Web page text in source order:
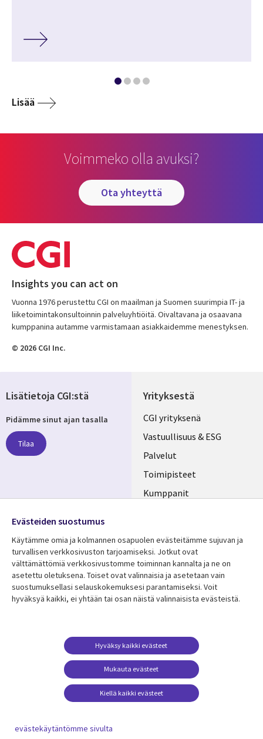
Lisää
Voimmeko olla avuksi?
ota yhteyttä
Insights you can act on
Vuonna 1976 perustettu CGI on maailman ja Suomen suurimpia IT- ja
liiketoimintakonsultoinnin palveluyhtiöitä. Oivaltavana ja osaavana
kumppanina autamme varmistamaan asiakkaidemme menestyksen.
© 2026 CGI Inc.
Yrityksestä
Useful
links
FINLAND
CGI yrityksenä
Vastuullisuus & ESG
Palvelut
Toimipisteet
Kumppanit
Resurssikeskus
Library
FINLAND
Asiakastarinat
Lisätietoa
Legal
Tietosuoja
Käyttöehdot
Yhteystiedot
Evästeasetuksesi
Lisätietoja CGI:stä
Pidämme sinut ajan tasalla
Tilaa
Media
FINLAND
Evästeiden suostumus
Käytämme omia ja kolmannen osapuolen evästeitämme sujuvan ja
turvallisen verkkosivuston tarjoamiseksi. Jotkut ovat
välttämättömiä verkkosivustomme toiminnan kannalta ja ne on
asetettu oletuksena. Toiset ovat valinnaisia ​​ja asetetaan vain
suostumuksellasi selauskokemuksesi parantamiseksi. Voit
hyväksyä kaikki, ei yhtään tai osan näistä valinnaisista evästeistä.
Mukauta evästeet
Hyväksy kaikki evästeet
Kiellä kaikki evästeet
evästekäytäntömme sivulta